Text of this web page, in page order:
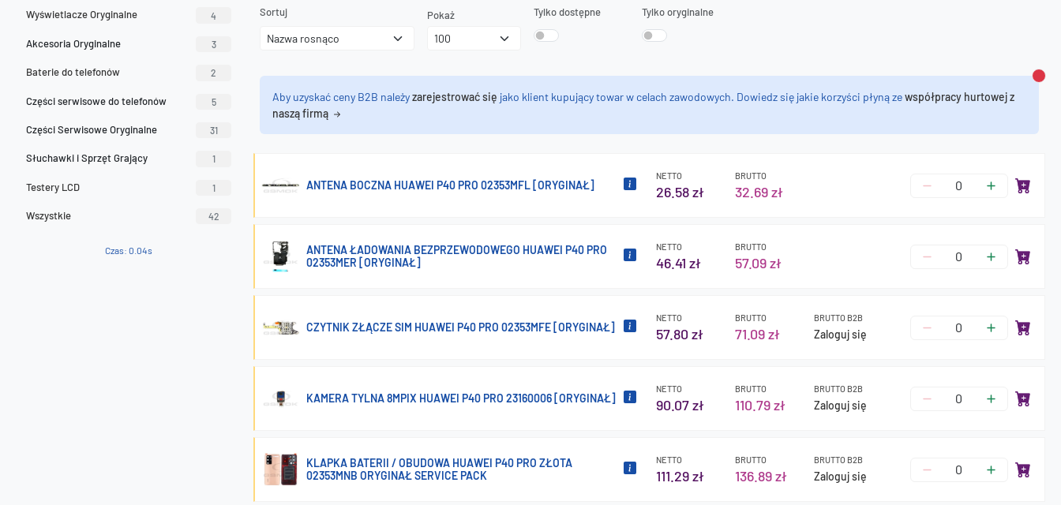
Wyświetlacze Oryginalne 4
Akcesoria Oryginalne 3
Baterie do telefonów 2
Części serwisowe do telefonów 5
Części Serwisowe Oryginalne 31
Słuchawki i Sprzęt Grający 1
Testery LCD 1
Wszystkie 42
Czas: 0.04s
Sortuj Pokaż Tylko dostępne Tylko oryginalne
Aby uzyskać ceny B2B należyzarejestrować się jako klient kupujący towar w celach zawodowych. Dowiedz się jakie korzyści płyną zewspółpracy hurtowej z
naszą firmą
ANTENA BOCZNA HUAWEI P40 PRO 02353MFL [ORYGINAŁ]
NETTO
26.58 zł
BRUTTO
32.69 zł
ANTENA ŁADOWANIA BEZPRZEWODOWEGO HUAWEI P40 PRO
02353MER [ORYGINAŁ]
NETTO
46.41 zł
BRUTTO
57.09 zł
CZYTNIK ZŁĄCZE SIM HUAWEI P40 PRO 02353MFE [ORYGINAŁ]
NETTO
57.80 zł
BRUTTO
71.09 zł
BRUTTO B2B
Zaloguj się
KAMERA TYLNA 8MPIX HUAWEI P40 PRO 23160006 [ORYGINAŁ]
NETTO
90.07 zł
BRUTTO
110.79 zł
BRUTTO B2B
Zaloguj się
KLAPKA BATERII / OBUDOWA HUAWEI P40 PRO ZŁOTA
02353MNB ORYGINAŁ SERVICE PACK
NETTO
111.29 zł
BRUTTO
136.89 zł
BRUTTO B2B
Zaloguj się